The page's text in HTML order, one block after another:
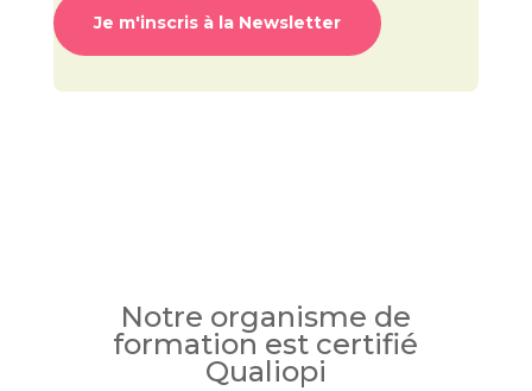
Je m'inscris à la Newsletter
Notre organisme de
formation est certifié
Qualiopi